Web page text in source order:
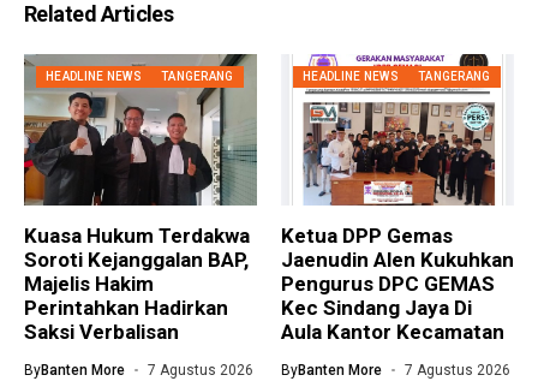
Related Articles
HEADLINE NEWS TANGERANG
Kuasa Hukum Terdakwa
Soroti Kejanggalan BAP,
Majelis Hakim
Perintahkan Hadirkan
Saksi Verbalisan
ByBanten More 7 Agustus 2026
HEADLINE NEWS TANGERANG
Ketua DPP Gemas
Jaenudin Alen Kukuhkan
Pengurus DPC GEMAS
Kec Sindang Jaya Di
Aula Kantor Kecamatan
ByBanten More 7 Agustus 2026